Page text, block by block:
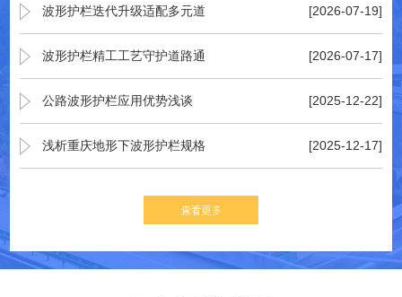
波形护栏迭代升级适配多元道 [2026-07-19]
波形护栏精工工艺守护道路通 [2026-07-17]
公路波形护栏应用优势浅谈 [2025-12-22]
浅析重庆地形下波形护栏规格 [2025-12-17]